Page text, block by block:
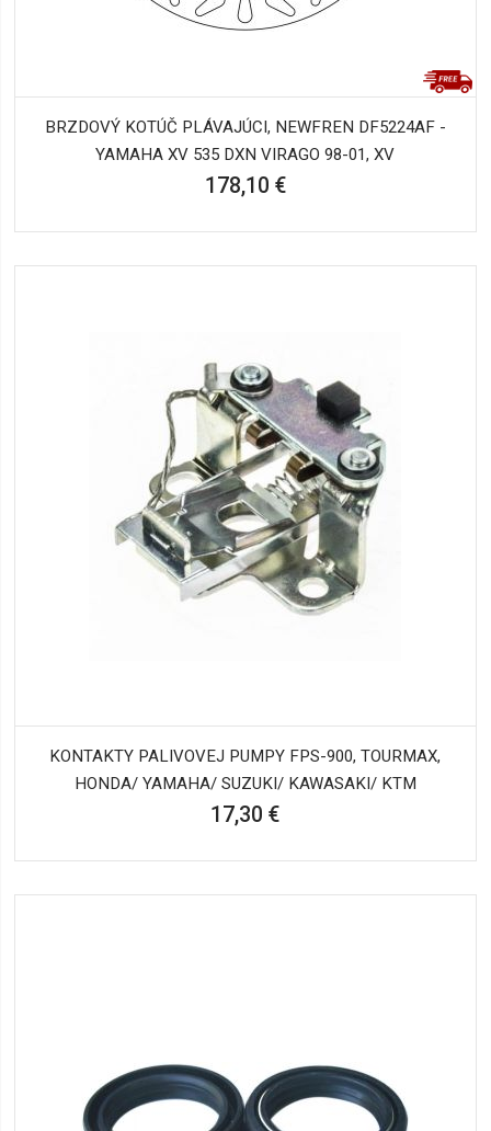
BRZDOVÝ KOTÚČ PLÁVAJÚCI, NEWFREN DF5224AF -
YAMAHA XV 535 DXN VIRAGO 98-01, XV
178,10 €
KONTAKTY PALIVOVEJ PUMPY FPS-900, TOURMAX,
HONDA/ YAMAHA/ SUZUKI/ KAWASAKI/ KTM
17,30 €